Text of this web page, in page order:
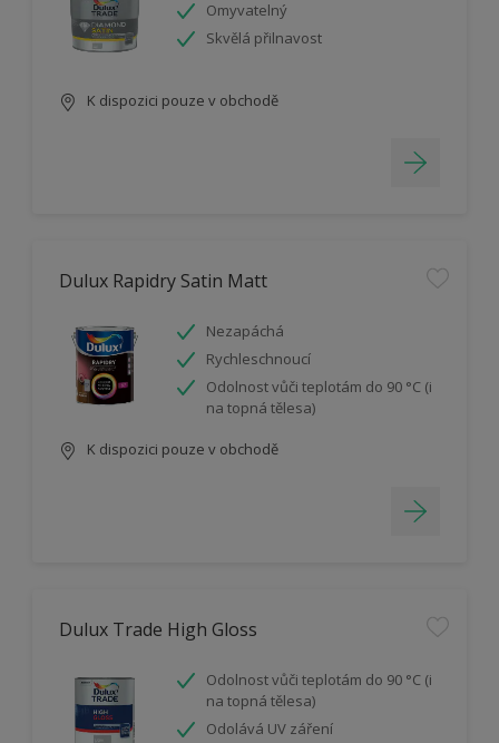
Omyvatelný
Skvělá přilnavost
K dispozici pouze v obchodě
Dulux Rapidry Satin Matt
Nezapáchá
Rychleschnoucí
Odolnost vůči teplotám do 90 °C (i
na topná tělesa)
K dispozici pouze v obchodě
Dulux Trade High Gloss
Odolnost vůči teplotám do 90 °C (i
na topná tělesa)
Odolává UV záření